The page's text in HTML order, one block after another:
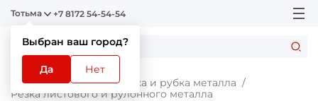
Тотьма
Выбран ваш город?
Да Нет
+7 8172 54-54-54
Главная Услуги
Резка и рубка металла
Резка листового и рулонного металла